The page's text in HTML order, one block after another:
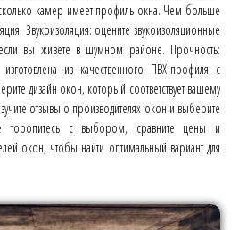
камер имеет профиль окна. Чем больше
Звукоизоляция: оцените звукоизоляционные
вы живёте в шумном районе. Прочность:
из качественного ПВХ-профиля с
дизайн окон, который соответствует вашему
отзывы о производителях окон и выберите
торопитесь с выбором, сравните цены и
окон, чтобы найти оптимальный вариант для